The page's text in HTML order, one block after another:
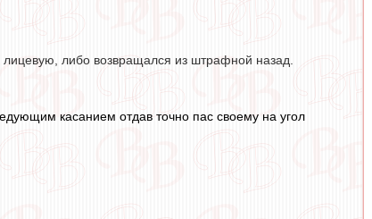
либо возвращался из штрафной назад.
касанием отдав точно пас своему на угол